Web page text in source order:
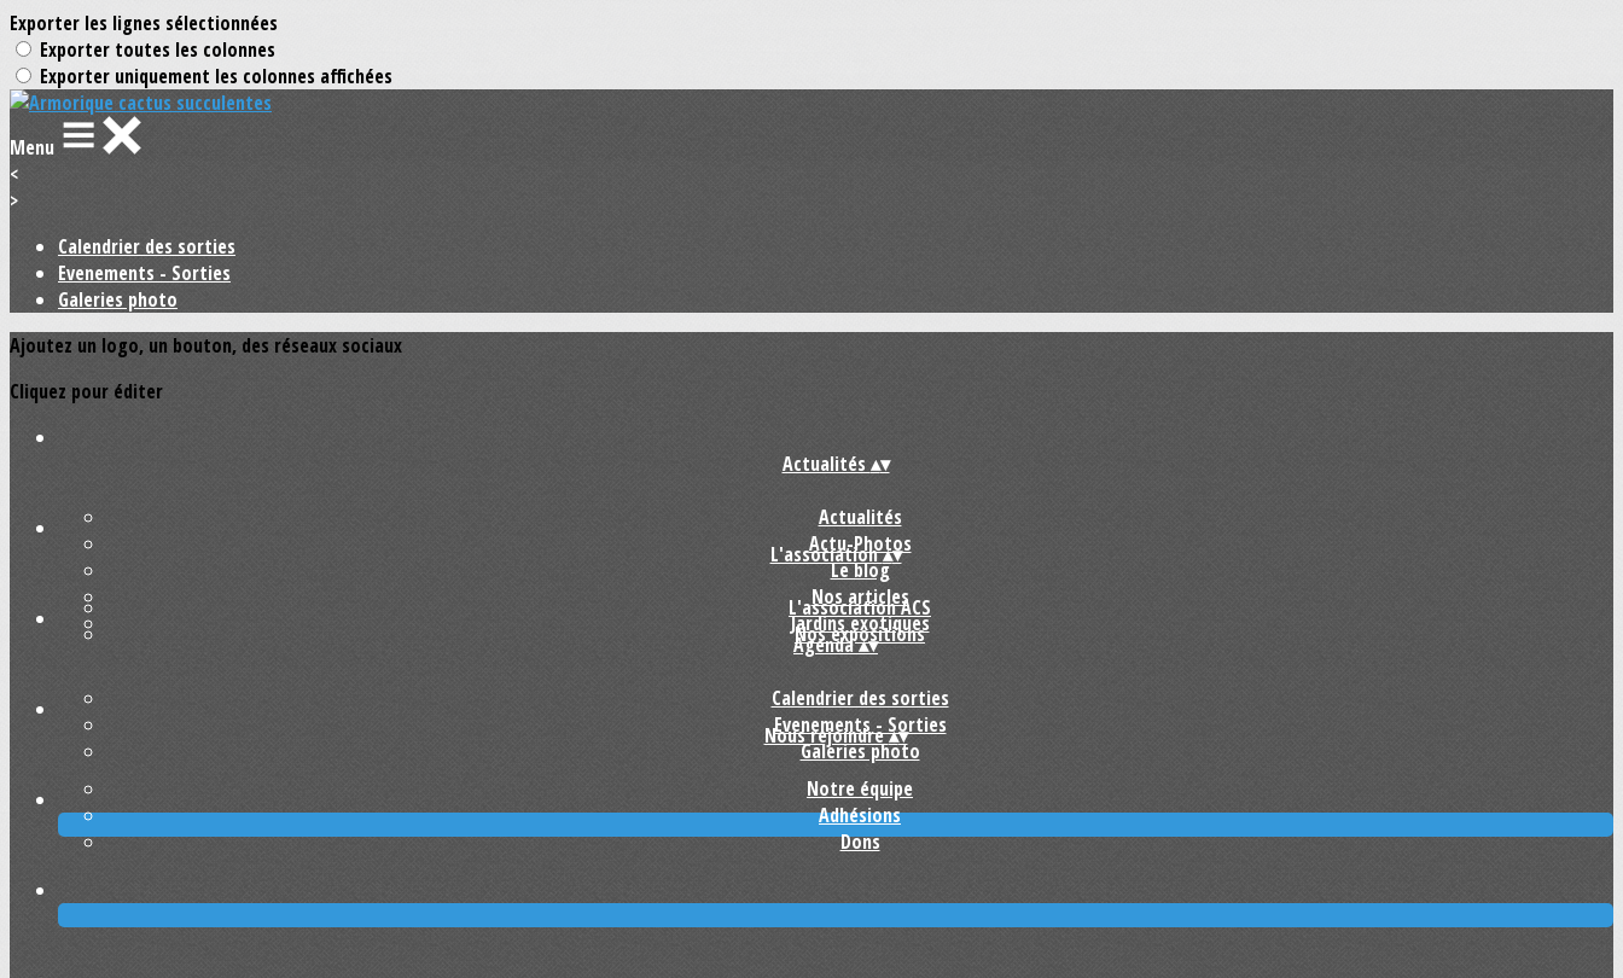
Exporter les lignes sélectionnées
Exporter toutes les colonnes
Exporter uniquement les colonnes affichées
Menu
<
>
Calendrier des sorties
Evenements - Sorties
Galeries photo
Ajoutez un logo, un bouton, des réseaux sociaux
Cliquez pour éditer
Actualités ▴▾
Actualités
Actu-Photos
Le blog
Nos articles
Jardins exotiques
L'association▴▾
L'association ACS
Nos expositions
Agenda▴▾
Calendrier des sorties
Evenements - Sorties
Galeries photo
Nous rejoindre▴▾
Notre équipe
Adhésions
Dons